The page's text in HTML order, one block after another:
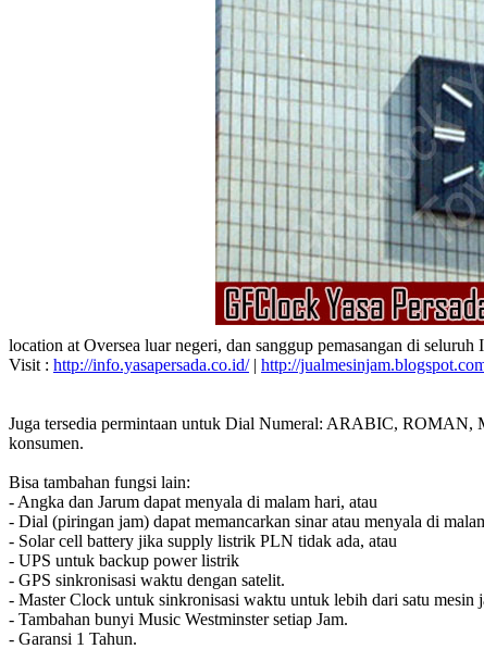
location at Oversea luar negeri, dan sanggup pemasangan di seluruh
Visit : http://info.yasapersada.co.id/| http://
Juga tersedia permintaan untuk Dial Numeral: ARABIC, ROMAN,
konsumen.
Bisa tambahan fungsi lain:
- Angka dan Jarum dapat menyala di malam hari, atau
- Dial (piringan jam) dapat memancarkan sinar atau menyala di
- Solar cell battery jika supply listrik PLN tidak ada, atau
- UPS untuk backup power listrik
- GPS sinkronisasi waktu dengan satelit.
- Master Clock untuk sinkronisasi waktu untuk lebih dari satu mesin
- Tambahan bunyi Music Westminster setiap Jam.
- Garansi 1 Tahun.